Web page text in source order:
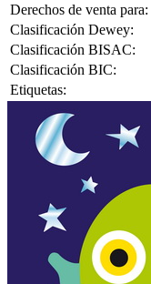
Derechos de venta para:
Clasificación Dewey:
Clasificación BISAC:
Clasificación BIC:
Etiquetas: